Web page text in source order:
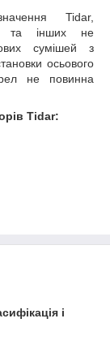
Tidar,
та інших не
сумішей з
осьового
не повинна
Tidar:
і